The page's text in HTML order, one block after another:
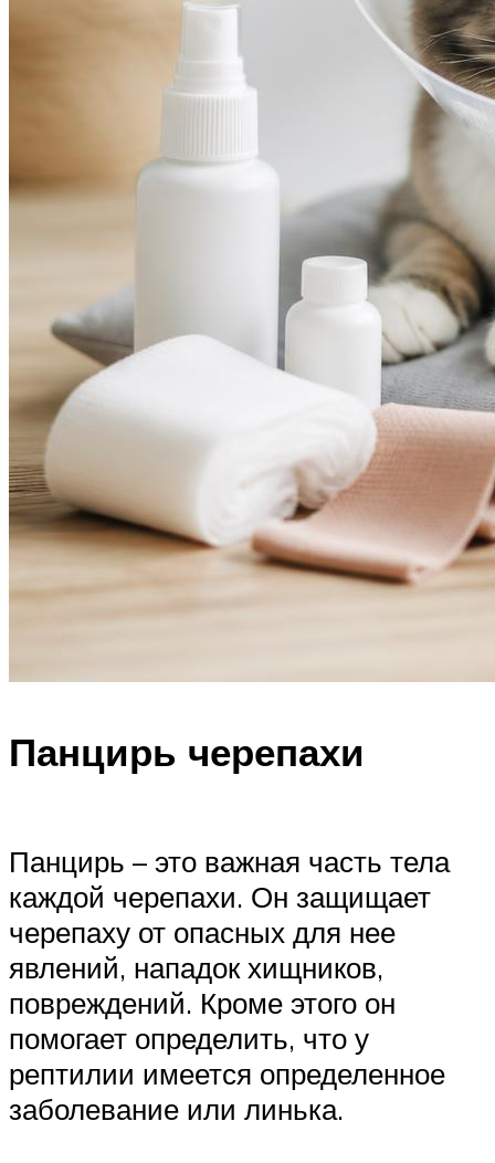
Панцирь черепахи
Панцирь – это важная часть тела
каждой черепахи. Он защищает
черепаху от опасных для нее
явлений, нападок хищников,
повреждений. Кроме этого он
помогает определить, что у
рептилии имеется определенное
заболевание или линька.